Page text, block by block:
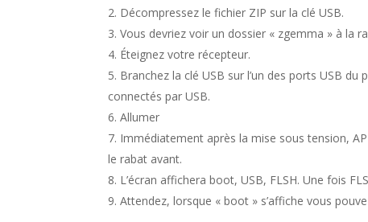
Décompressez le fichier ZIP sur la clé USB.
Vous devriez voir un dossier « zgemma » à la
Éteignez votre récepteur.
Branchez la clé USB sur l’un des ports USB
connectés par USB.
Allumer
Immédiatement après la mise sous tension,
le rabat avant.
L’écran affichera boot, USB, FLSH. Une fois
Attendez, lorsque « boot » s’affiche vous